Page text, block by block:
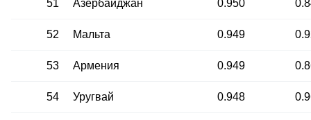
51 Азербайджан 0.950
52 Мальта 0.949
53 Армения 0.949
54 Уругвай 0.948